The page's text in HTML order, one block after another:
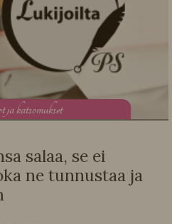
ja katsomukset
salaa, se ei
ne tunnustaa ja